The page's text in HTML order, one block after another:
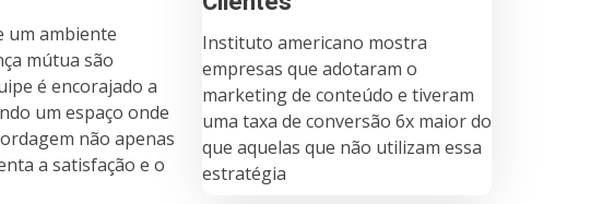
um ambiente
mútua são
é encorajado a
um espaço onde
não apenas
a satisfação e o
Instituto americano mostra
empresas que adotaram o
marketing de conteúdo e tiveram
uma taxa de conversão 6x maior do
que aquelas que não utilizam essa
estratégia